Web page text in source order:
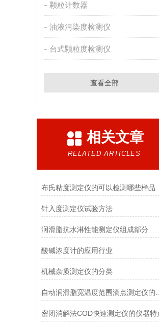
颗粒计数器
油液污染度检测仪
台式颗粒度检测仪
查看全部
相关文章
RELATED ARTICLES
布氏粘度测定仪的可以检测哪些样品
针入度测定仪试验方法
润滑脂抗水淋性能测定仪组成部分
酸碱浓度计的应用行业
机械杂质测定仪的分类
密闭消解法COD快速测定仪的仪器特